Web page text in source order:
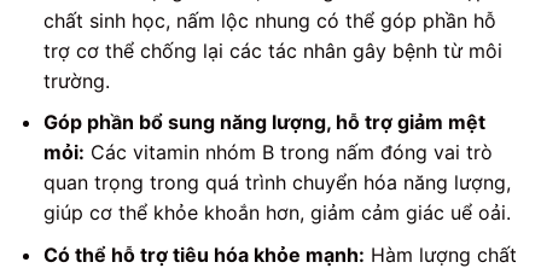
chất sinh học, nấm lộc nhung có thể góp phần hỗ
trợ cơ thể chống lại các tác nhân gây bệnh từ môi
trường.
Góp phần bổ sung năng lượng, hỗ trợ giảm mệt
mỏi: Các vitamin nhóm B trong nấm đóng vai trò
quan trọng trong quá trình chuyển hóa năng lượng,
giúp cơ thể khỏe khoắn hơn, giảm cảm giác uể oải.
Có thể hỗ trợ tiêu hóa khỏe mạnh: Hàm lượng chất